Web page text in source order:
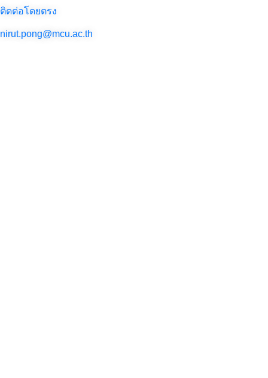
ติดต่อโดยตรง
nirut.pong@mcu.ac.th